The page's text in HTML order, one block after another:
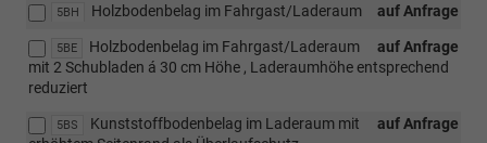
5BH auf Anfrage
Holzbodenbelag im Fahrgast/Laderaum
5BE auf Anfrage
Holzbodenbelag im Fahrgast/Laderaum
mit 2 Schubladen á 30 cm Höhe , Laderaumhöhe entsprechend
reduziert
5BS auf Anfrage
Kunststoffbodenbelag im Laderaum mit